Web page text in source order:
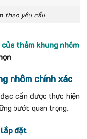
theo yêu cầu
thảm khung nhôm
nhôm chính xác
cần được thực hiện
bước quan trọng.
lắp đặt